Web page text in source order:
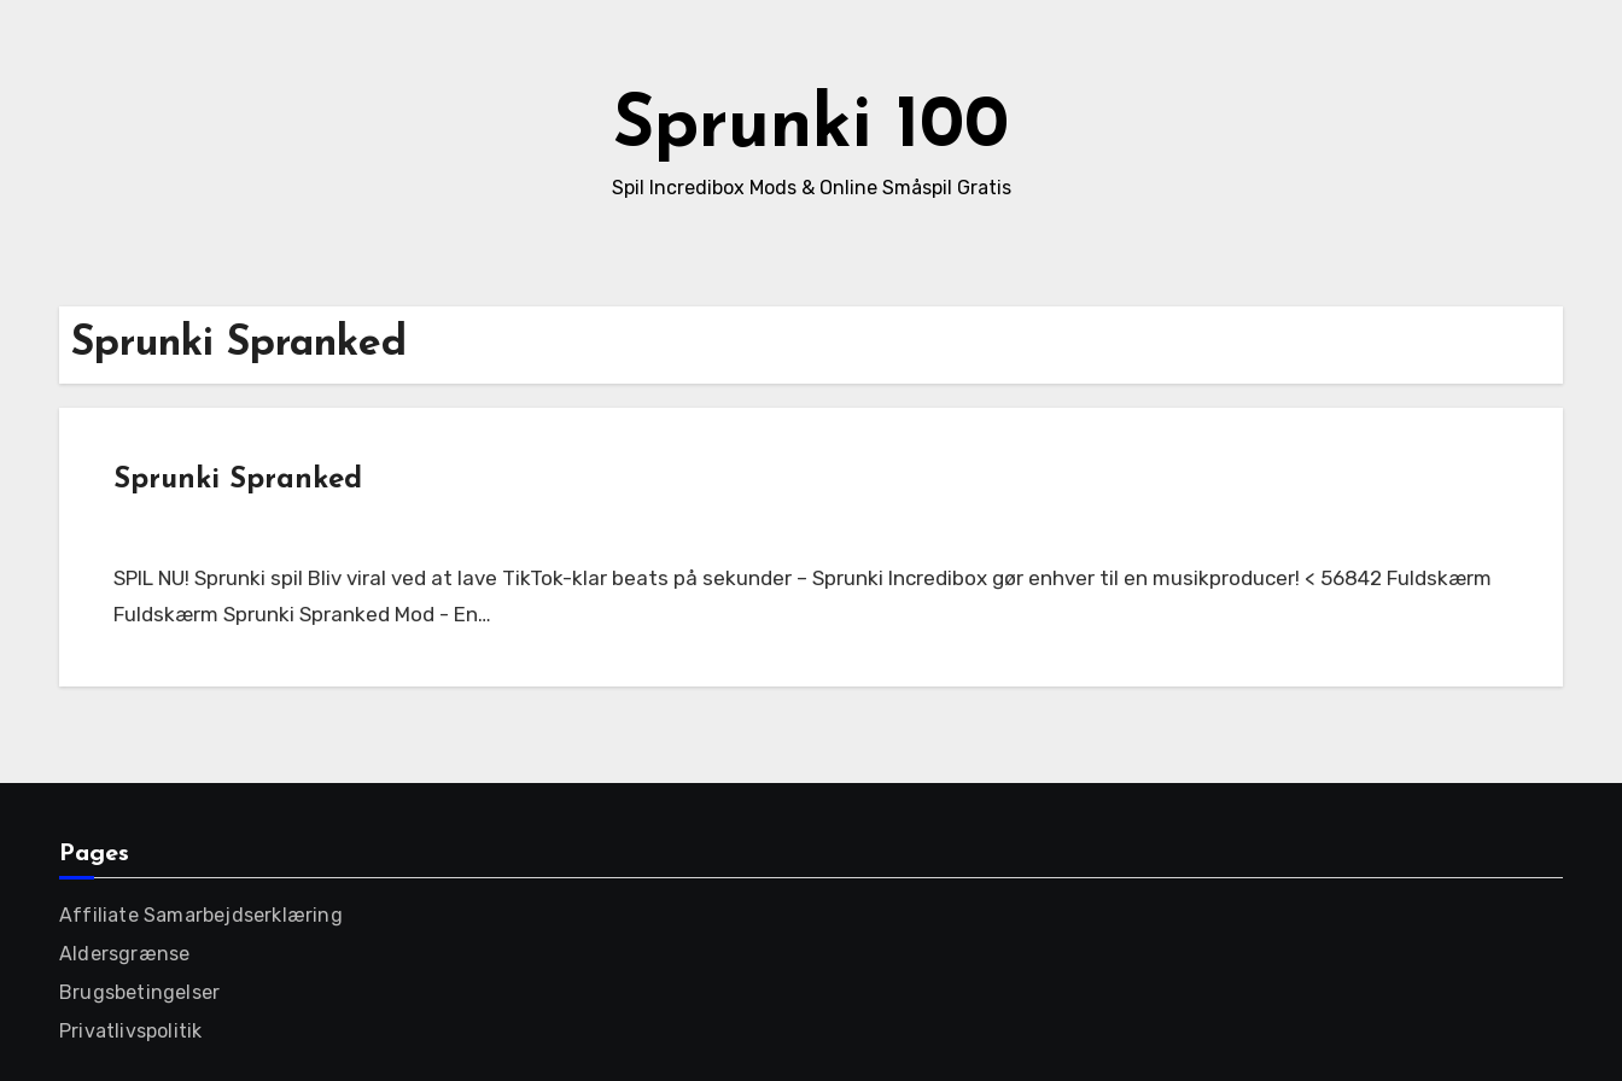
Sprunki 100
Spil Incredibox Mods & Online Småspil Gratis
Sprunki Spranked
Sprunki Spranked
SPIL NU! Sprunki spil Bliv viral ved at lave TikTok-klar beats på sekunder – Sprunki Incredibox gør enhver til en musikproducer! < 56842 Fuldskærm
Fuldskærm Sprunki Spranked Mod - En…
Pages
Affiliate Samarbejdserklæring
Aldersgrænse
Brugsbetingelser
Privatlivspolitik